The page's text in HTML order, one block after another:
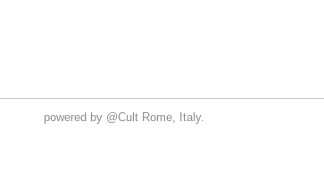
powered by @Cult Rome, Italy.